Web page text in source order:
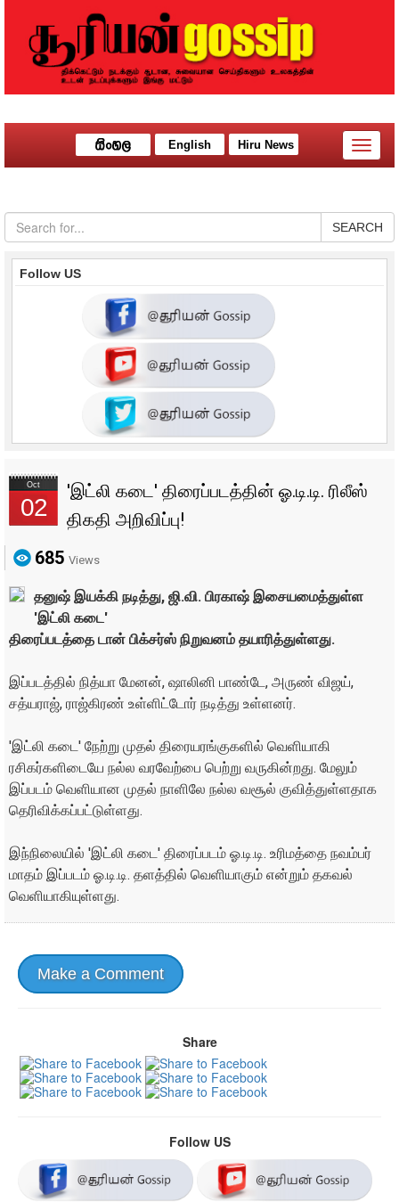
English Hiru News
Toggle
SEARCH
Follow US
Oct
02
'இட்லி கடை' திரைப்படத்தின் ஓ.டி.டி. ரிலீஸ்
திகதி அறிவிப்பு!
685 Views
தனுஷ் இயக்கி நடித்து, ஜி.வி. பிரகாஷ் இசையமைத்துள்ள
'இட்லி கடை'
திரைப்படத்தை டான் பிக்சர்ஸ் நிறுவனம் தயாரித்துள்ளது.
இப்படத்தில் நித்யா மேனன், ஷாலினி பாண்டே, அருண் விஜய்,
சத்யராஜ், ராஜ்கிரண் உள்ளிட்டோர் நடித்து உள்ளனர்.
'இட்லி கடை' நேற்று முதல் திரையரங்குகளில் வெளியாகி
ரசிகர்களிடையே நல்ல வரவேற்பை பெற்று வருகின்றது. மேலும்
இப்படம் வெளியான முதல் நாளிலே நல்ல வசூல் குவித்துள்ளதாக
தெரிவிக்கப்பட்டுள்ளது.
இந்நிலையில் 'இட்லி கடை' திரைப்படம் ஓ.டி.டி. உரிமத்தை நவம்பர்
மாதம் இப்படம் ஓ.டி.டி. தளத்தில் வெளியாகும் என்றும் தகவல்
வெளியாகியுள்ளது.
Make a Comment
Share
Follow US